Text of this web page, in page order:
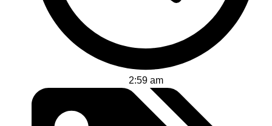
2:59 am